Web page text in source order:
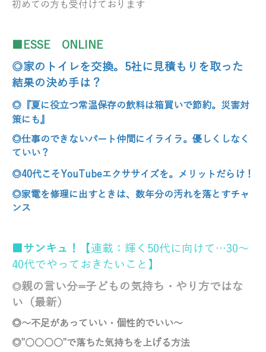
初めての方も受付けております
■ESSE ONLINE
◎家のトイレを交換。5社に見積もりを取った
結果の決め手は？
◎『夏に役立つ常温保存の飲料は箱買いで節約。 災害対
策にも』
◎仕事のできないパート仲間にイライラ。 優しくしなく
ていい？
◎40代こそYouTubeエクササイズを。 メリットだらけ！
◎家電を修理に出すときは、 数年分の汚れを落とすチャ
ンス
サンキュ！
【連載：輝く50代に向けて…30～
40代でやっておきたいこと】
◎親の言い分=子どもの気持ち・やり方ではな
い（最新）
◎～不足があっていい・個性的でいい～
◎”○○○○”で落ちた気持ちを上げる方法